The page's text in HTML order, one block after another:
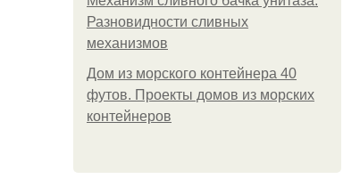
Разновидности сливных
механизмов
Дом из морского контейнера 40
футов. Проекты домов из морских
контейнеров